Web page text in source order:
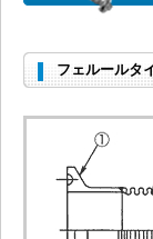
フェルールタ